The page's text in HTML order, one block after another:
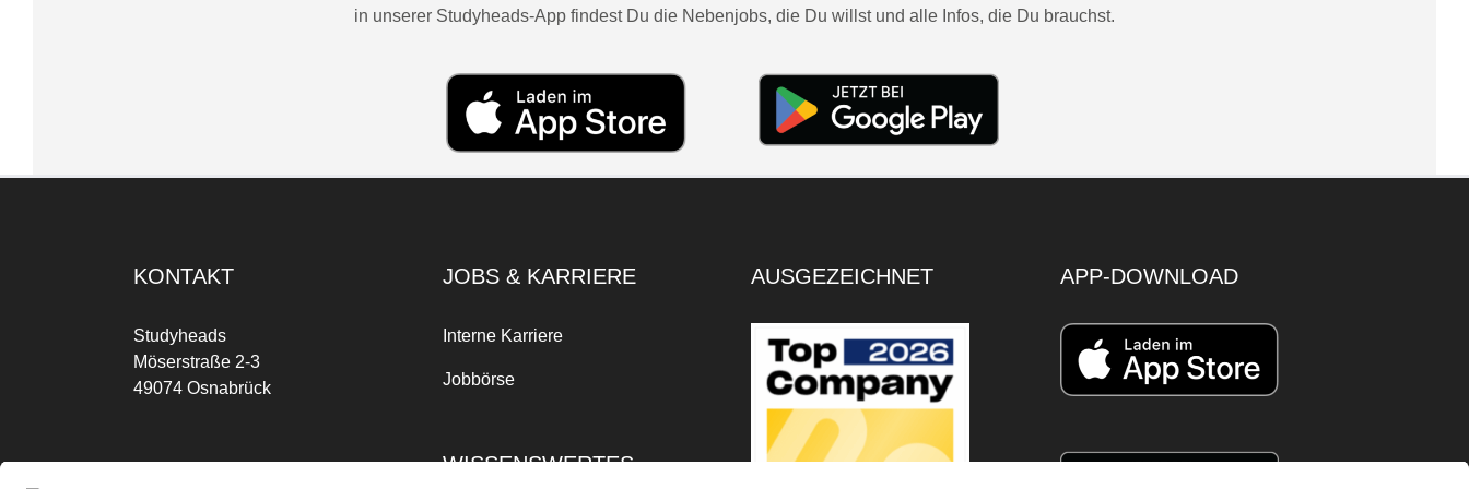
in unserer Studyheads-App findest Du die Nebenjobs, die Du willst und alle Infos, die Du brauchst.
KONTAKT
Studyheads
Möserstraße 2-3
49074 Osnabrück
JOBS & KARRIERE
Interne Karriere
Jobbörse
WISSENSWERTES
AUSGEZEICHNET APP-DOWNLOAD